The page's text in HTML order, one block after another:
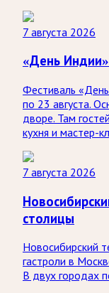
7 августа 2026
«День
Фестиваль
по 23 августа.
дворе. Там
кухня и мастер-
7 августа 2026
столицы
Новосибирский
гастроли в
В двух городах